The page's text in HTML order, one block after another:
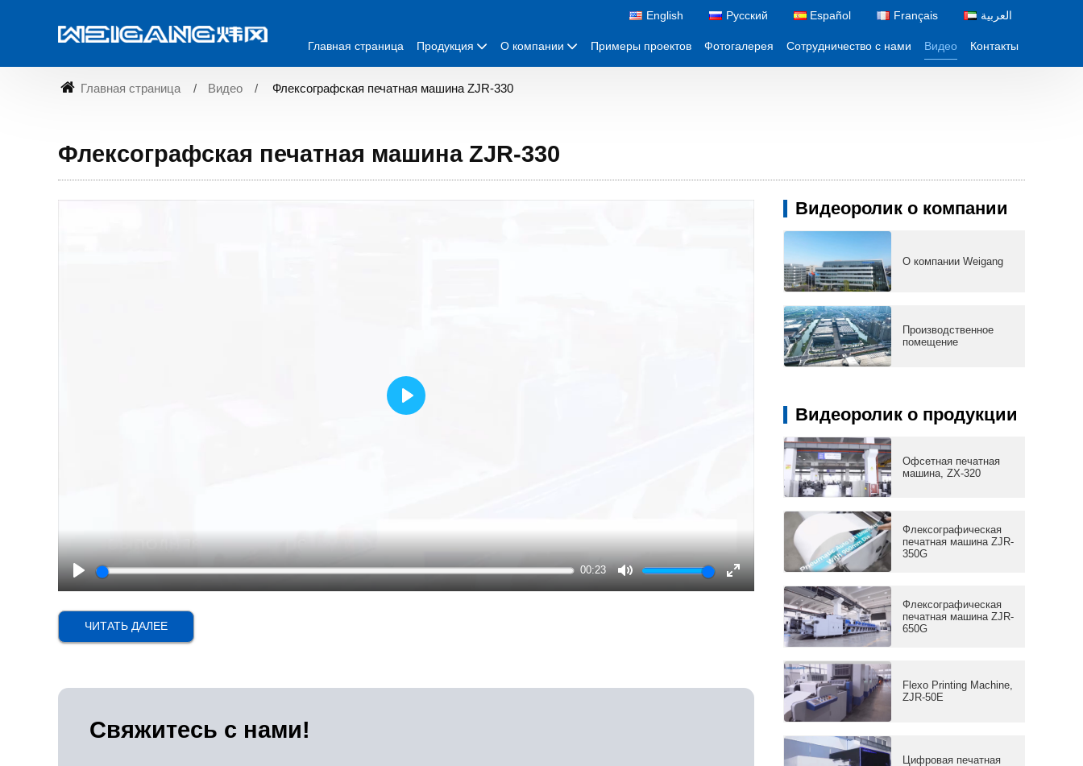
English Русский Español Français العربية
Главная страница Продукция О компании Примеры проектов Фотогалерея Сотрудничество с нами Видео Контакты
Главная страница Видео Флексографская печатная машина ZJR-330
Флексографская печатная машина ZJR-330
Play
00:23
Mute
Enter
Play
ЧИТАТЬ ДАЛЕЕ
Свяжитесь с нами!
Видеоролик о компании
О компании Weigang
Производственное
помещение
Видеоролик о продукции
Офсетная печатная
машина, ZX-320
Флексографическая
печатная машина ZJR-
350G
Флексографическая
печатная машина ZJR-
650G
Flexo Printing Machine,
ZJR-50E
Цифровая печатная